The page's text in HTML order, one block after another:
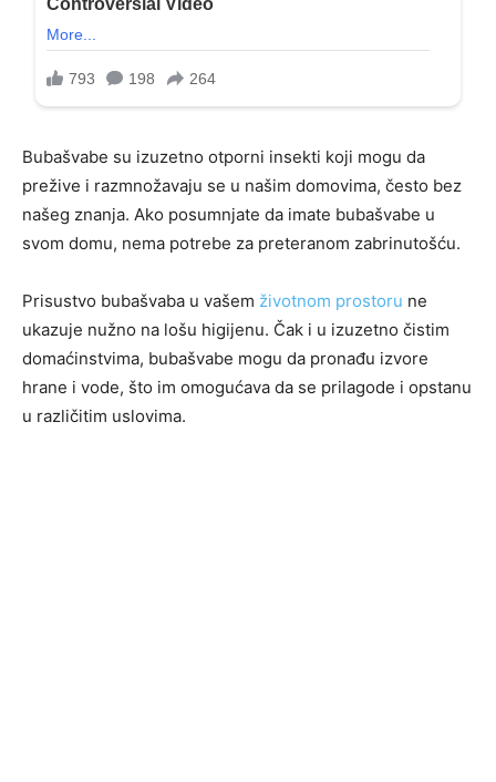
Bubašvabe su izuzetno otporni insekti koji mogu da
prežive i razmnožavaju se u našim domovima, često bez
našeg znanja. Ako posumnjate da imate bubašvabe u
svom domu, nema potrebe za preteranom zabrinutošću.
Prisustvo bubašvaba u vašem životnom prostoru ne
ukazuje nužno na lošu higijenu. Čak i u izuzetno čistim
domaćinstvima, bubašvabe mogu da pronađu izvore
hrane i vode, što im omogućava da se prilagode i opstanu
u različitim uslovima.